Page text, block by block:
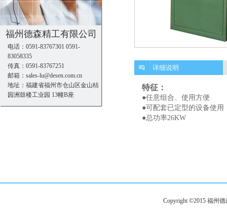
福州德森精工有限公司
电话：0591-83767301 0591-
83058335
传真：0591-83767251
邮箱：sales-lu@desen.com.cn
地址：福建省福州市仓山区金山桔
园洲鼓楼工业园 13幢B座
详细说明
特征：
●任意组合、使用方便
●可配套已定型的设备使用
●总功率26KW
Copyright ©2015 福州